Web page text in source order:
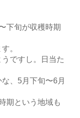
下旬が収穫時期
。
ですし。日当た
、5月下旬〜6月
期という地域も